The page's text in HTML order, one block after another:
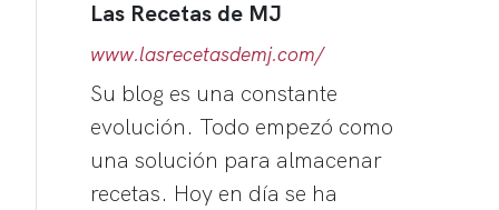
Las Recetas de MJ
www.lasrecetasdemj.com/
Su blog es una constante
evolución. Todo empezó como
una solución para almacenar
recetas. Hoy en día se ha